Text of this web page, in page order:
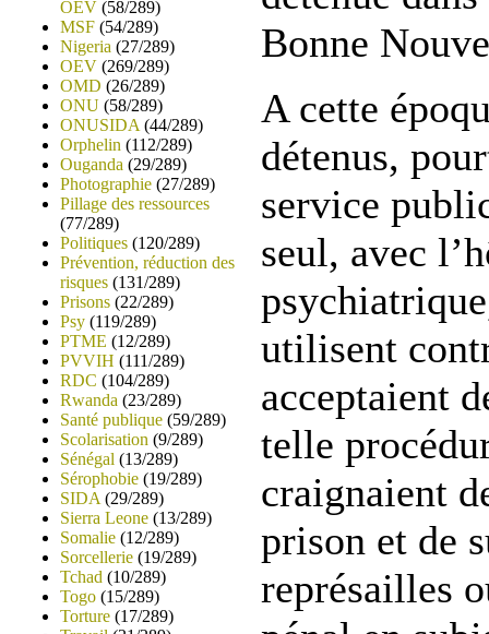
OEV (58/289)
MSF (54/289)
Nigeria (27/289)
OEV (269/289)
OMD (26/289)
ONU (58/289)
ONUSIDA (44/289)
Orphelin (112/289)
Ouganda (29/289)
Photographie (27/289)
Pillage des ressources
(77/289)
Politiques (120/289)
Prévention, réduction des
risques (131/289)
Prisons (22/289)
Psy (119/289)
PTME (12/289)
PVVIH (111/289)
RDC (104/289)
Rwanda (23/289)
Santé publique (59/289)
Scolarisation (9/289)
Sénégal (13/289)
Sérophobie (19/289)
SIDA (29/289)
Sierra Leone (13/289)
Somalie (12/289)
Sorcellerie (19/289)
Tchad (10/289)
Togo (15/289)
Torture (17/289)
Bonne
A cette
détenus,
service
seul, avec
utilisent
acceptaient
telle
craignaient
prison et de
représailles